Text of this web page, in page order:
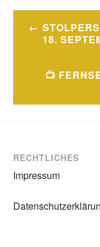
18.
📺
RECHTLICHES
Impressum